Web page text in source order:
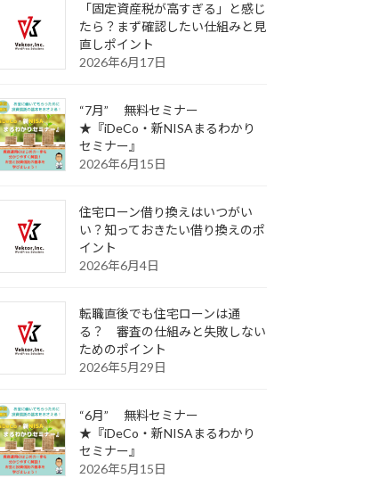
「固定資産税が高すぎる」と感じ
たら？まず確認したい仕組みと見
直しポイント
2026年6月17日
“7月” 無料セミナー
★『iDeCo・新NISAまるわかり
セミナー』
2026年6月15日
住宅ローン借り換えはいつがい
い？知っておきたい借り換えのポ
イント
2026年6月4日
転職直後でも住宅ローンは通
る？ 審査の仕組みと失敗しない
ためのポイント
2026年5月29日
“6月” 無料セミナー
★『iDeCo・新NISAまるわかり
セミナー』
2026年5月15日